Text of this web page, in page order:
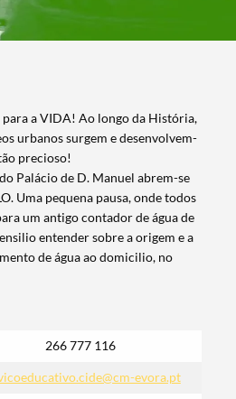
a VIDA! Ao longo da História,
urbanos surgem e desenvolvem-
precioso!
Palácio de D. Manuel abrem-se
Uma pequena pausa, onde todos
um antigo contador de água de
entender sobre a origem e a
de água ao domicilio, no
266 777 116
evora.pt